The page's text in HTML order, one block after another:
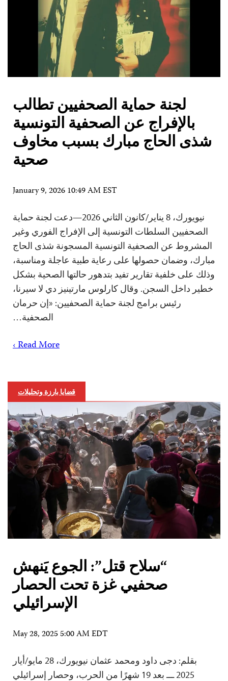
لجنة حماية الصحفيين تطالب
بالإفراج عن الصحفية التونسية
شذى الحاج مبارك بسبب مخاوف
صحية
January 9, 2026 10:49 AM EST
نيويورك، 8 يناير/كانون الثاني 2026—دعت لجنة حماية
الصحفيين السلطات التونسية إلى الإفراج الفوري وغير
المشروط عن الصحفية التونسية المسجونة شذى الحاج
مبارك، وضمان حصولها على رعاية طبية عاجلة ومناسبة،
وذلك على خلفية تقارير تفيد بتدهور حالتها الصحية بشكل
خطير داخل السجن. وقال كارلوس مارتينيز دي لا سيرنا،
رئيس برامج لجنة حماية الصحفيين: «إن حرمان
الصحفية…
Read More ›
قضايا بارزة وتحليلات
“سلاح قتل”: الجوع يَنهش
صحفيي غزة تحت الحصار
الإسرائيلي
May 28, 2025 5:00 AM EDT
بقلم: دجى داود ومحمد عثمان نيويورك، 28 مايو/أيار
2025 ـــ بعد 19 شهرًا من الحرب، وحصار إسرائيلي